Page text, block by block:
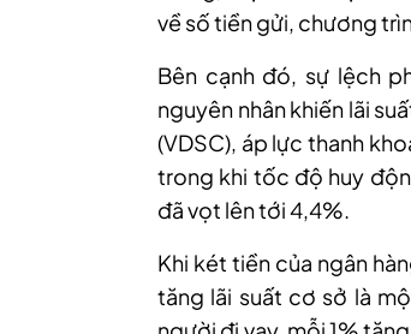
về số tiền gửi, chương
Bên cạnh đó, sự lệch
nguyên nhân khiến lãi
(VDSC), áp lực thanh
trong khi tốc độ huy
đã vọt lên tới 4,4%.
Khi két tiền của ngân
tăng lãi suất cơ sở là